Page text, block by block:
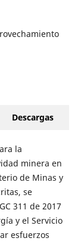
Descargas
la
minera en
de Minas y
se
311 de 2017
y el Servicio
esfuerzos